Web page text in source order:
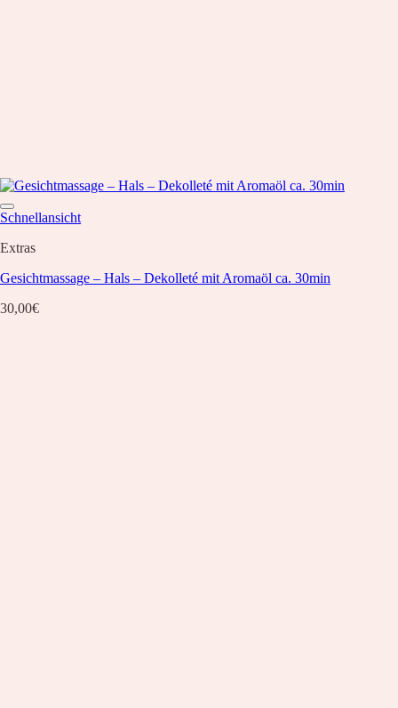
Schnellansicht
Extras
Gesichtmassage – Hals – Dekolleté mit Aromaöl ca. 30min
30,00€